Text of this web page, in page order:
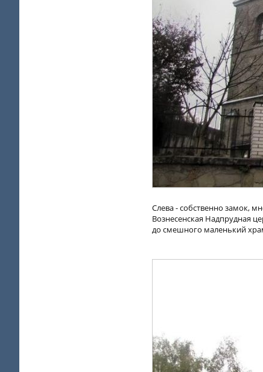
Слева - собственно замок,
Вознесенская Надпрудная
до смешного маленький